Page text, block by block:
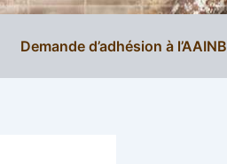
Demande d’adhésion à l’AAINB